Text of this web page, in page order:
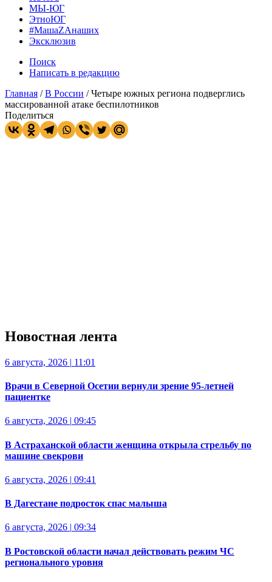
МЫ-ЮГ
ЭтноЮГ
#МашаZАнаших
Эксклюзив
Поиск
Написать в редакцию
Главная /В России /Четыре южных региона подверглись
массированной атаке беспилотников
Поделиться
Новостная лента
6 августа, 2026 | 11:01
Врачи в Северной Осетии вернули зрение 95-летней
пациентке
6 августа, 2026 | 09:45
В Астраханской области женщина открыла стрельбу по
машине свекрови
6 августа, 2026 | 09:41
В Дагестане подросток спас малыша
6 августа, 2026 | 09:34
В Ростовской области начал действовать режим ЧС
регионального уровня